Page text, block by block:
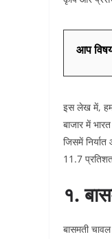
आप
इस लेख में, हम
बाजार में
जिसमें
11.7
१.
बासमती